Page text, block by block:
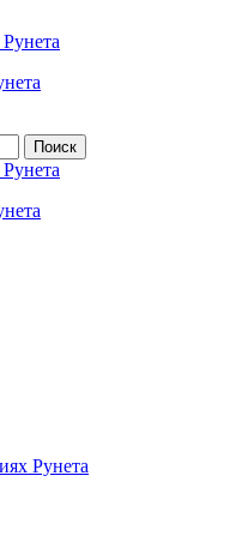
Рунета